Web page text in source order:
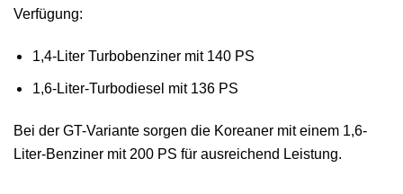
Verfügung:
1,4-Liter Turbobenziner mit 140 PS
1,6-Liter-Turbodiesel mit 136 PS
Bei der GT-Variante sorgen die Koreaner mit einem 1,6-
Liter-Benziner mit 200 PS für ausreichend Leistung.